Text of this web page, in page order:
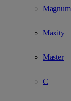
Magnum
Maxity
Master
C